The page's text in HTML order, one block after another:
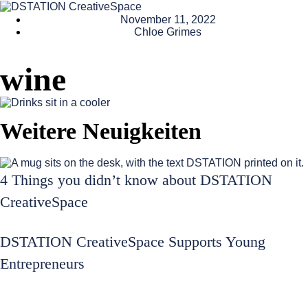
November 11, 2022
Chloe Grimes
wine
Weitere Neuigkeiten
4 Things you didn’t know about DSTATION
CreativeSpace
DSTATION CreativeSpace Supports Young
Entrepreneurs